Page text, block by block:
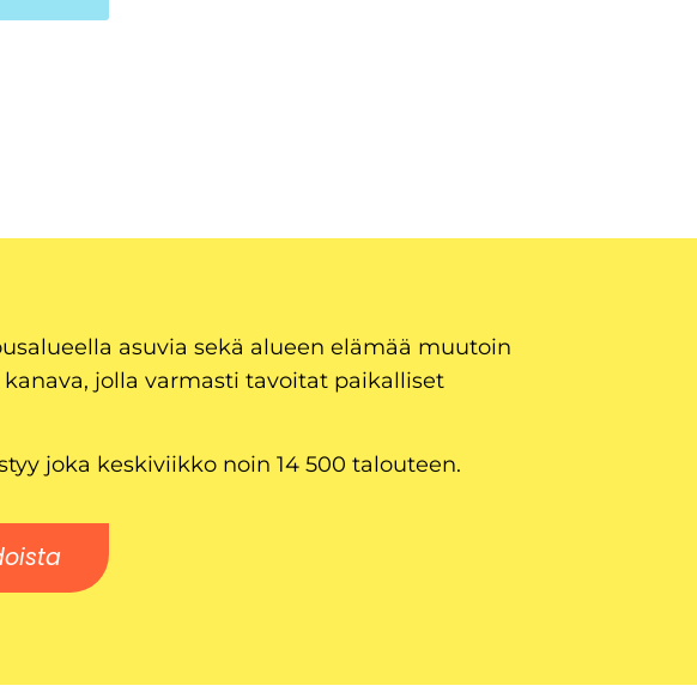
asuvia sekä alueen elämää muutoin
jolla varmasti tavoitat paikalliset
joka keskiviikko noin 14 500 talouteen.